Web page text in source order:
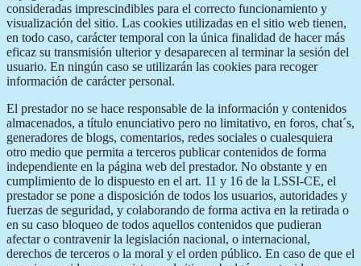
consideradas imprescindibles para el correcto funcionamiento y
visualización del sitio. Las cookies utilizadas en el sitio web tienen,
en todo caso, carácter temporal con la única finalidad de hacer más
eficaz su transmisión ulterior y desaparecen al terminar la sesión del
usuario. En ningún caso se utilizarán las cookies para recoger
información de carácter personal.
El prestador no se hace responsable de la información y contenidos
almacenados, a título enunciativo pero no limitativo, en foros, chat´s,
generadores de blogs, comentarios, redes sociales o cualesquiera
otro medio que permita a terceros publicar contenidos de forma
independiente en la página web del prestador. No obstante y en
cumplimiento de lo dispuesto en el art. 11 y 16 de la LSSI-CE, el
prestador se pone a disposición de todos los usuarios, autoridades y
fuerzas de seguridad, y colaborando de forma activa en la retirada o
en su caso bloqueo de todos aquellos contenidos que pudieran
afectar o contravenir la legislación nacional, o internacional,
derechos de terceros o la moral y el orden público. En caso de que el